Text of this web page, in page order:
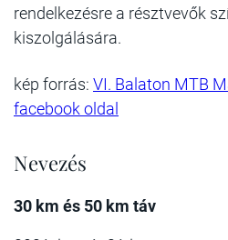
rendelkezésre a résztvevők
kiszolgálására.
kép forrás: VI. Balaton MTB
facebook oldal
Nevezés
30 km és 50 km táv